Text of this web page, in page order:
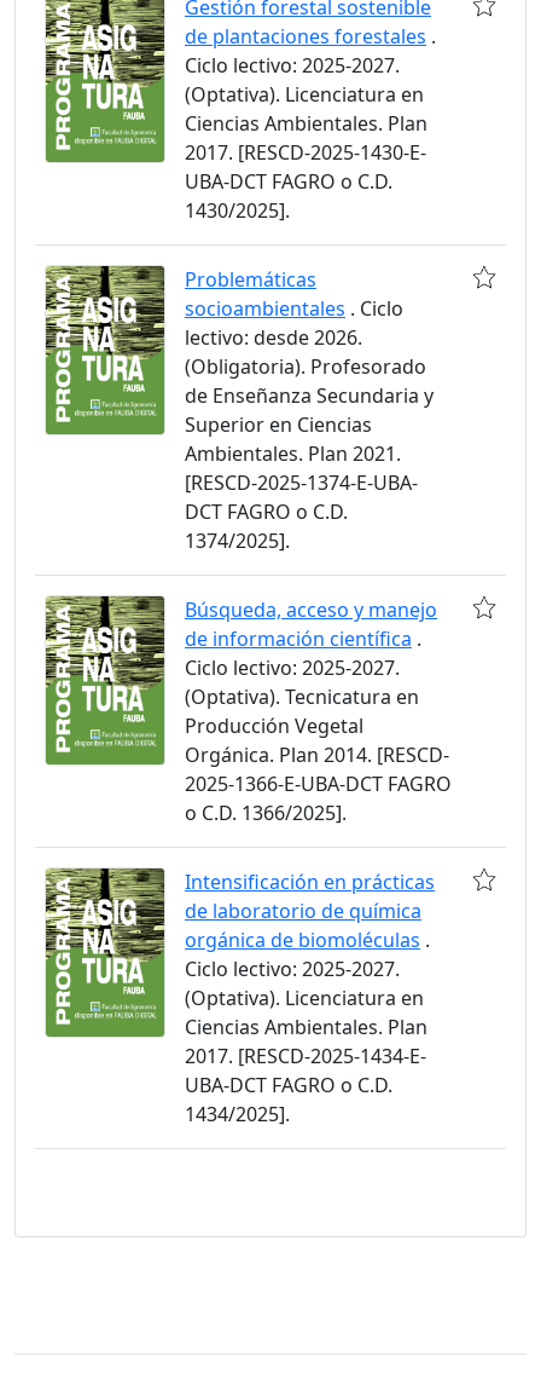
Gestión forestal sostenible
de plantaciones forestales .
Ciclo lectivo: 2025-2027.
(Optativa). Licenciatura en
Ciencias Ambientales. Plan
2017. [RESCD-2025-1430-E-
UBA-DCT FAGRO o C.D.
1430/2025].
Problemáticas
socioambientales . Ciclo
lectivo: desde 2026.
(Obligatoria). Profesorado
de Enseñanza Secundaria y
Superior en Ciencias
Ambientales. Plan 2021.
[RESCD-2025-1374-E-UBA-
DCT FAGRO o C.D.
1374/2025].
Búsqueda, acceso y manejo
de información científica .
Ciclo lectivo: 2025-2027.
(Optativa). Tecnicatura en
Producción Vegetal
Orgánica. Plan 2014. [RESCD-
2025-1366-E-UBA-DCT FAGRO
o C.D. 1366/2025].
Intensificación en prácticas
de laboratorio de química
orgánica de biomoléculas .
Ciclo lectivo: 2025-2027.
(Optativa). Licenciatura en
Ciencias Ambientales. Plan
2017. [RESCD-2025-1434-E-
UBA-DCT FAGRO o C.D.
1434/2025].